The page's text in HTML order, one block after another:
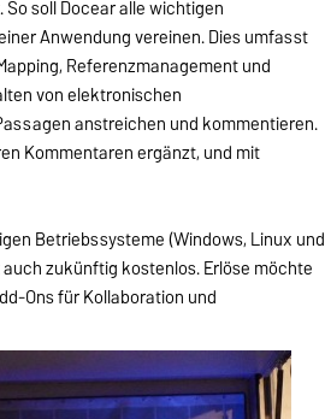
soll Docear alle wichtigen
Anwendung vereinen. Dies umfasst
Referenzmanagement und
von elektronischen
anstreichen und kommentieren.
Kommentaren ergänzt, und mit
Betriebssysteme (Windows, Linux und
zukünftig kostenlos. Erlöse möchte
Ons für Kollaboration und